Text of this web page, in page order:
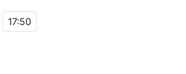
17:50